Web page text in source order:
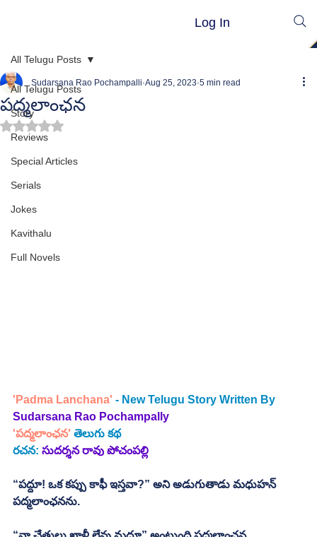
Log In
All Telugu Posts
Story
Reviews
Special Articles
Serials
Jokes
Kavithalu
Full Novels
All Telugu Posts
పద్మలాంఛన
Sudarsana Rao Pochampalli Aug 25, 2023 5 min read
Rated NaN out of 5 stars.
'Padma Lanchana' - New Telugu Story Written By
Sudarsana Rao Pochampally
'పద్మలాంఛన' తెలుగు కథ
రచన: సుదర్శన రావు పోచంపల్లి
“పద్దూ! ఒక కప్పు కాఫీ ఇస్తవా?” అని అడుగుతాడు మధుహన్
పద్మలాంఛనను.